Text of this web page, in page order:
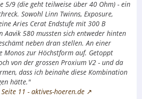
5/9 (die geht teilweise über 40 Ohm) - ein
Sowohl Linn Twinns, Exposure,
Aries Cerat Endstufe mit 300 B
Aavik 580 mussten sich entweder hinten
neben dran stellen. An einer
Monos zur Höchstform auf. Getoppt
von der grossen Proxium V2 - und da
dass ich beinahe diese Kombination
hätte."
11 - aktives-hoeren.de